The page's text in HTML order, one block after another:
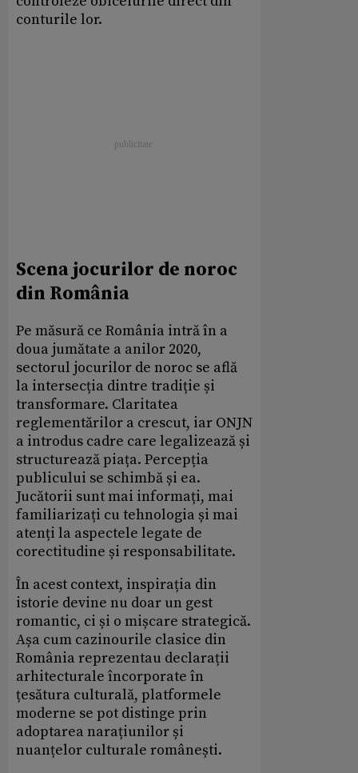
conturile lor.
Scena jocurilor de noroc
din România
Pe măsură ce România intră în a
doua jumătate a anilor 2020,
sectorul jocurilor de noroc se află
la intersecția dintre tradiție și
transformare. Claritatea
reglementărilor a crescut, iar ONJN
a introdus cadre care legalizează și
structurează piața. Percepția
publicului se schimbă și ea.
Jucătorii sunt mai informați, mai
familiarizați cu tehnologia și mai
atenți la aspectele legate de
corectitudine și responsabilitate.
În acest context, inspirația din
istorie devine nu doar un gest
romantic, ci și o mișcare strategică.
Așa cum cazinourile clasice din
România reprezentau declarații
arhitecturale încorporate în
țesătura culturală, platformele
moderne se pot distinge prin
adoptarea narațiunilor și
nuanțelor culturale românești.